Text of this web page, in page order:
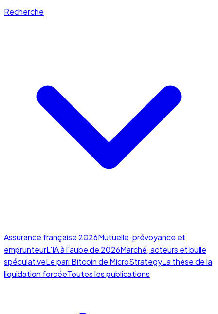
Recherche
Assurance française 2026Mutuelle, prévoyance et
emprunteurL'IA à l'aube de 2026Marché, acteurs et bulle
spéculativeLe pari Bitcoin de MicroStrategyLa thèse de la
liquidation forcéeToutes les publications